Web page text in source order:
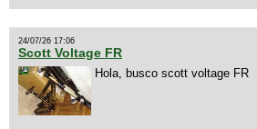
24/07/26 17:06
Scott Voltage FR
Hola, busco scott voltage FR